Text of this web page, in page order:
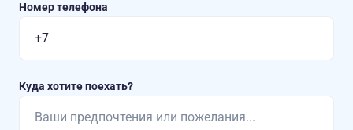
Номер телефона
Куда хотите поехать?